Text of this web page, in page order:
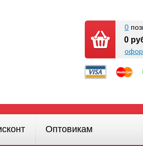
0
0
Оптовикам